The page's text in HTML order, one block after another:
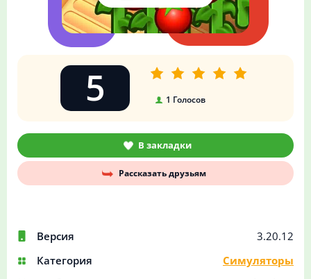
Версия
3.20.12
Категория
Симуляторы
5 1 Голосов
В закладки
Рассказать друзьям